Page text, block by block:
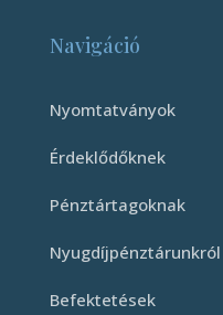
Navigáció
Nyomtatványok
Érdeklődőknek
Pénztártagoknak
Nyugdíjpénztárunkról
Befektetések